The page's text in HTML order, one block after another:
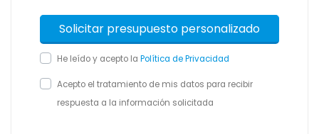
He leído y acepto la Política de Privacidad
Acepto el tratamiento de mis datos para recibir
respuesta a la información solicitada